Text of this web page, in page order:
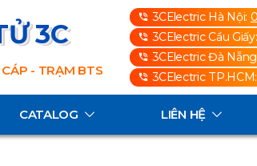
3C
- TRẠM BTS
3CElectric Hà Nội:
3CElectric Cầu
3CElectric Đà
3CElectric TP.HCM:
CATALOG LIÊN HỆ